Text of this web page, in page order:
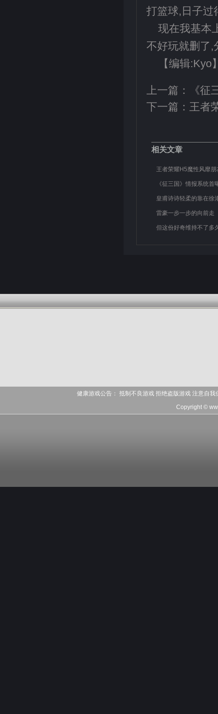
打篮球,日子过
现在我基本
不好玩就删了,
【编辑:Kyo
上一篇：
《
下一篇： 王者
相关文章
王者荣耀H5魔性风靡
《征三国》情报系统
皇甫诗诗轻柔的靠在徐
雷豪一步一步的向前走
但这份好奇维持不了多
健康游戏公告： 抵制不良游戏 拒绝盗版游戏 注意自
Copyright ©